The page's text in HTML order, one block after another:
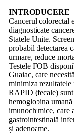
INTRODUCERE
Cancerul colorectal
diagnosticate
Statele Unite.
probabil detectarea
urmare, reduce
Testele FOB
Guaiac, care
minimiza
RAPID (fecale) sunt
hemoglobina
imunochimice, care
gastrointestinală
și adenoame.